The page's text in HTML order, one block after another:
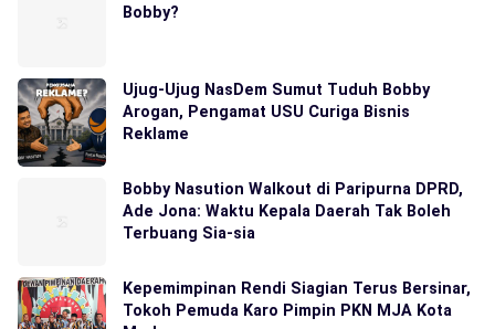
Bobby?
Ujug-Ujug NasDem Sumut Tuduh Bobby
Arogan, Pengamat USU Curiga Bisnis
Reklame
Bobby Nasution Walkout di Paripurna DPRD,
Ade Jona: Waktu Kepala Daerah Tak Boleh
Terbuang Sia-sia
Kepemimpinan Rendi Siagian Terus Bersinar,
Tokoh Pemuda Karo Pimpin PKN MJA Kota